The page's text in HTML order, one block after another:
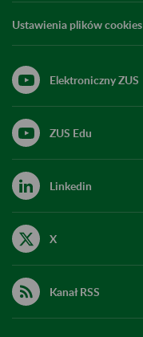
Ustawienia plików cookies
Elektroniczny ZUS
ZUS Edu
Linkedin
X
Kanał RSS